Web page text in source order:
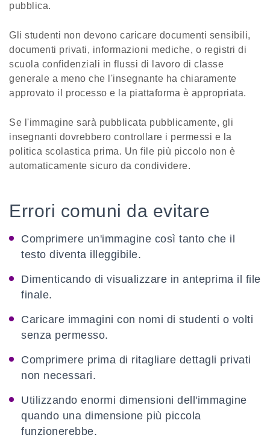
pubblica.
Gli studenti non devono caricare documenti sensibili,
documenti privati, informazioni mediche, o registri di
scuola confidenziali in flussi di lavoro di classe
generale a meno che l'insegnante ha chiaramente
approvato il processo e la piattaforma è appropriata.
Se l'immagine sarà pubblicata pubblicamente, gli
insegnanti dovrebbero controllare i permessi e la
politica scolastica prima. Un file più piccolo non è
automaticamente sicuro da condividere.
Errori comuni da evitare
Comprimere un'immagine così tanto che il
testo diventa illeggibile.
Dimenticando di visualizzare in anteprima il file
finale.
Caricare immagini con nomi di studenti o volti
senza permesso.
Comprimere prima di ritagliare dettagli privati
non necessari.
Utilizzando enormi dimensioni dell'immagine
quando una dimensione più piccola
funzionerebbe.